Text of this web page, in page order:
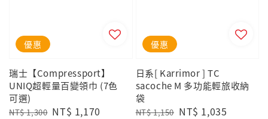
優惠
瑞士【Compressport】
UNIQ超輕量百變領巾 (7色
可選)
Regular
NT$ 1,300 Sale
NT$ 1,170
優惠
日系[ Karrimor ] TC
sacoche M 多功能輕旅收納
袋
Regular
NT$ 1,150 Sale
NT$ 1,035